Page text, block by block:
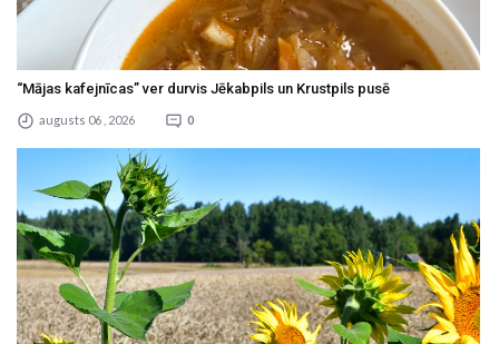
“Mājas kafejnīcas” ver durvis Jēkabpils un Krustpils pusē
augusts 06 , 2026 0